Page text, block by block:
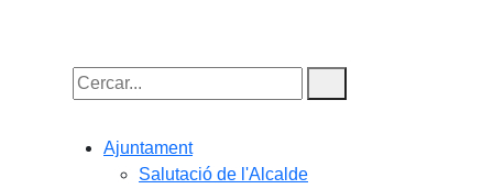
Cercar:
Ajuntament
Salutació de l'Alcalde